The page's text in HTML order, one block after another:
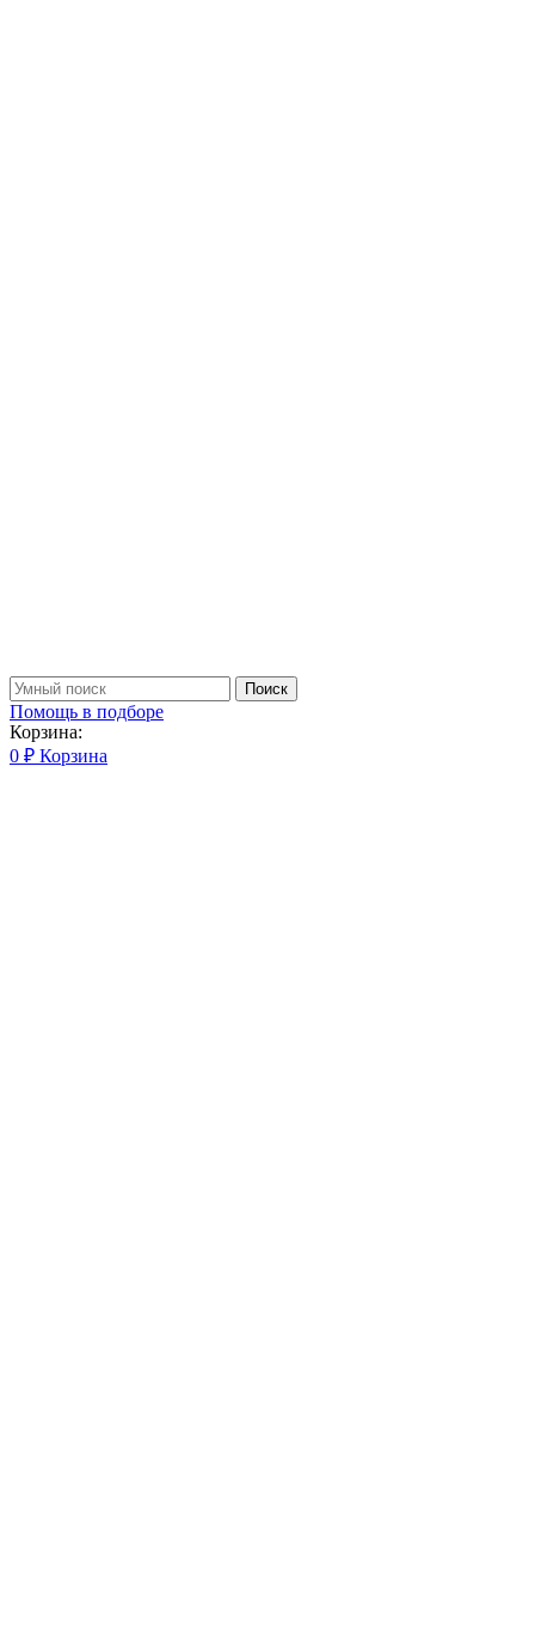
Поиск
Помощь в подборе
Корзина:
0 ₽ Корзина